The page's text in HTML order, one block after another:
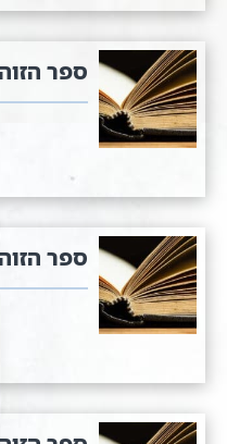
ספר
ספר